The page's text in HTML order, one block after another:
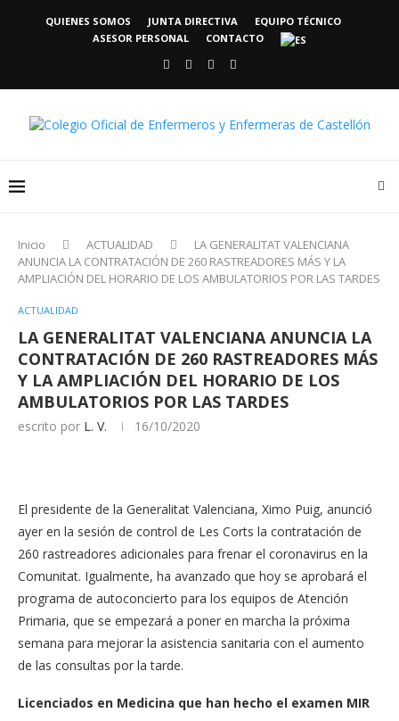
QUIENES SOMOS JUNTA DIRECTIVA
EQUIPO TÉCNICO
ASESOR PERSONAL
CONTACTO
Inicio ACTUALIDAD
LA GENERALITAT VALENCIANA
ANUNCIA LA CONTRATACIÓN DE 260 RASTREADORES MÁS Y LA
AMPLIACIÓN DEL HORARIO DE LOS AMBULATORIOS POR LAS TARDES
ACTUALIDAD
LA GENERALITAT VALENCIANA ANUNCIA LA
CONTRATACIÓN DE 260 RASTREADORES MÁS
Y LA AMPLIACIÓN DEL HORARIO DE LOS
AMBULATORIOS POR LAS TARDES
escrito por L. V. 16/10/2020
El presidente de la Generalitat Valenciana, Ximo Puig, anunció
ayer en la sesión de control de Les Corts la contratación de
260 rastreadores adicionales para frenar el coronavirus en la
Comunitat. Igualmente, ha avanzado que hoy se aprobará el
programa de autoconcierto para los equipos de Atención
Primaria, que se empezará a poner en marcha la próxima
semana para mejorar la asistencia sanitaria con el aumento
de las consultas por la tarde.
Licenciados en Medicina que han hecho el examen MIR